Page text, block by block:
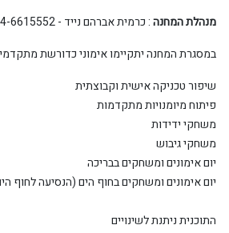
מנהלת המחנה: כרמית אברהםנייד - 054-6615552 .
במסגרת המחנה יתקיימו אימוני כדורשת
שיפור טכניקה אישית וקבוצתית
פיתוח מיומנויות מתקדמות
משחקי ידידות
משחקי גיבוש
יום אימונים ומשחקים בבריכה
יום אימונים ומשחקים בחוף הים (הנסיעה לחוף
התוכנית ניתנת לשינויים